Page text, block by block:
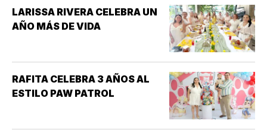
LARISSA RIVERA CELEBRA UN
AÑO MÁS DE VIDA
RAFITA CELEBRA 3 AÑOS AL
ESTILO PAW PATROL